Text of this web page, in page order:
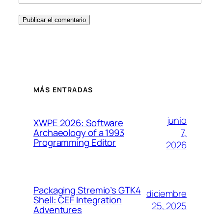
MÁS ENTRADAS
XWPE 2026: Software
Archaeology of a 1993
Programming Editor
junio
7,
2026
Packaging Stremio’s GTK4
Shell: CEF Integration
Adventures
diciembre
25, 2025